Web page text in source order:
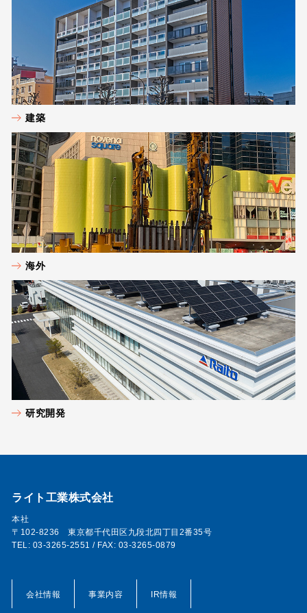
建築
海外
研究開発
ライト工業株式会社
本社
〒102-8236 東京都千代田区九段北四丁目2番35号
TEL: 03-3265-2551 / FAX: 03-3265-0879
会社情報 事業内容 IR情報